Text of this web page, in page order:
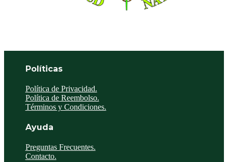
Políticas
Política de Privacidad.
Política de Reembolso.
Términos y Condiciones.
Ayuda
Preguntas Frecuentes.
Contacto.